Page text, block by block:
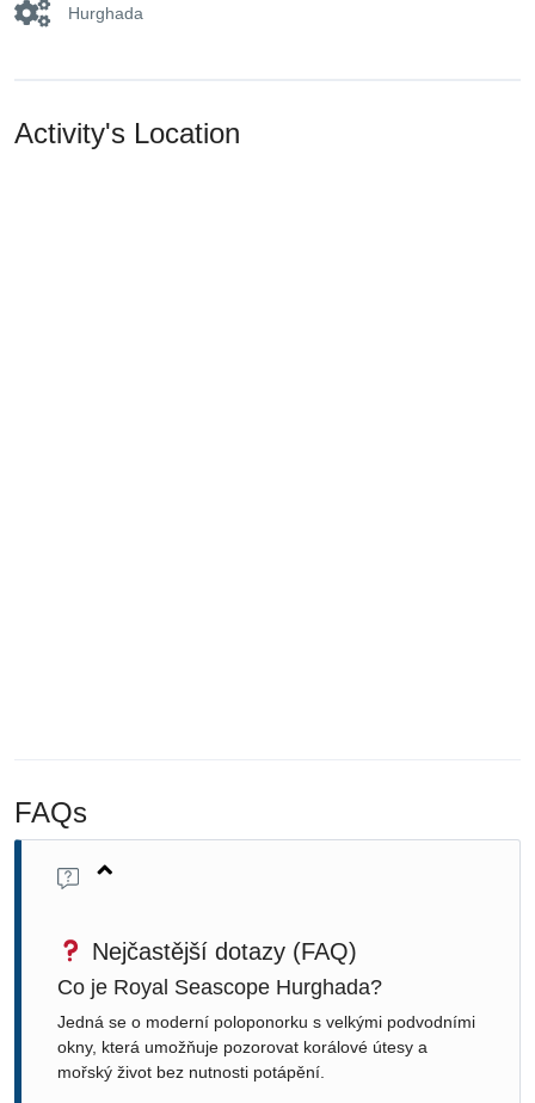
Hurghada
Activity's Location
FAQs
Nejčastější dotazy (FAQ)
Co je Royal Seascope Hurghada?
Jedná se o moderní poloponorku s velkými podvodními
okny, která umožňuje pozorovat korálové útesy a
mořský život bez nutnosti potápění.